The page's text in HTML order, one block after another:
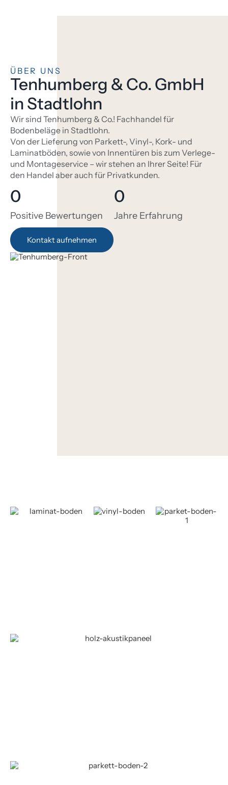
ÜBER UNS
Tenhumberg & Co. GmbH
in Stadtlohn
Wir sind Tenhumberg & Co.! Fachhandel für
Bodenbeläge in Stadtlohn.
Von der Lieferung von Parkett-, Vinyl-, Kork- und
Laminatböden, sowie von Innentüren bis zum Verlege-
und Montageservice – wir stehen an Ihrer Seite! Für
den Handel aber auch für Privatkunden.
Positive Bewertungen
0
Jahre Erfahrung
0
Kontakt aufnehmen